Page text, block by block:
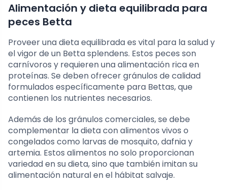
Alimentación y dieta equilibrada para
peces Betta
Proveer una dieta equilibrada es vital para la salud y
el vigor de un Betta splendens. Estos peces son
carnívoros y requieren una alimentación rica en
proteínas. Se deben ofrecer gránulos de calidad
formulados específicamente para Bettas, que
contienen los nutrientes necesarios.
Además de los gránulos comerciales, se debe
complementar la dieta con alimentos vivos o
congelados como larvas de mosquito, dafnia y
artemia. Estos alimentos no solo proporcionan
variedad en su dieta, sino que también imitan su
alimentación natural en el hábitat salvaje.